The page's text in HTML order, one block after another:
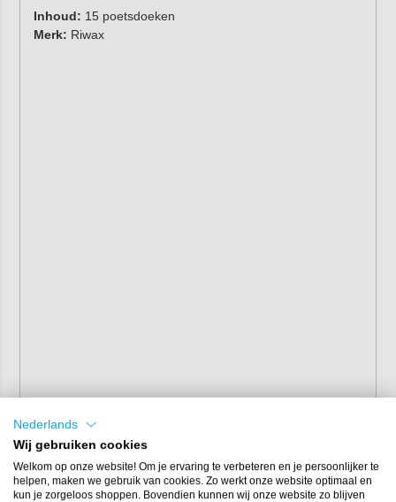
Inhoud: 15 poetsdoeken
Merk: Riwax
Nederlands
Wij gebruiken cookies
Welkom op onze website! Om je ervaring te verbeteren en je persoonlijker te
helpen, maken we gebruik van cookies. Zo werkt onze website optimaal en
kun je zorgeloos shoppen. Bovendien kunnen wij onze website zo blijven